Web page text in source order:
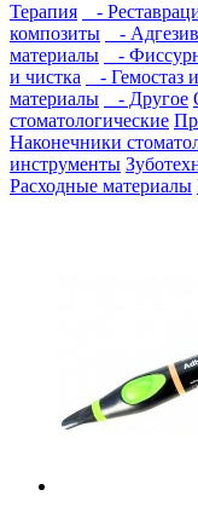
Терапия
-
композиты
-
материалы
-
и чистка
- Гемостаз
материалы
- Другое
стоматологические
Наконечники
инструменты
Расходные материалы